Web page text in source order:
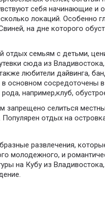
себя начинающие и
локаций. Особенно
на дне которого
семьям с детьми,
сюда из Владивостока,
любители дайвинга,
основном сосредоточены в
например,клуб,
запрещено селиться
отдых на
развлечения,
молодежного, и
на Кубу из